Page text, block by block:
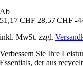
Ab
51,17 CHF 28,57 CHF -
inkl. MwSt. zzgl.
Verbessern Sie Ihre
Essentials, der aus